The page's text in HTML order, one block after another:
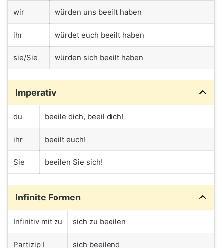
wir würden uns beeilt haben
ihr würdet euch beeilt haben
sie/Sie würden sich beeilt haben
Imperativ
du beeile dich, beeil dich!
ihr beeilt euch!
Sie beeilen Sie sich!
Infinite Formen
Infinitiv mit zu sich zu beeilen
Partizip I sich beeilend